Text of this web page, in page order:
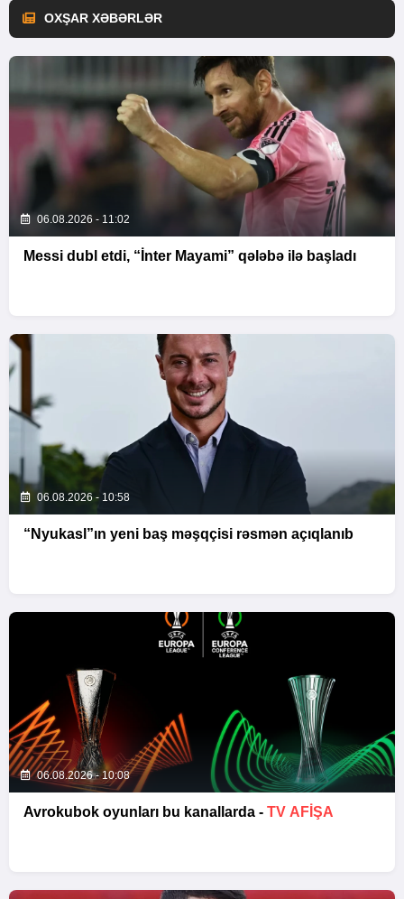
OXŞAR XƏBƏRLƏR
06.08.2026 - 11:02
Messi dubl etdi, “İnter Mayami” qələbə ilə başladı
06.08.2026 - 10:58
“Nyukasl”ın yeni baş məşqçisi rəsmən açıqlanıb
06.08.2026 - 10:08
Avrokubok oyunları bu kanallarda - TV AFİŞA